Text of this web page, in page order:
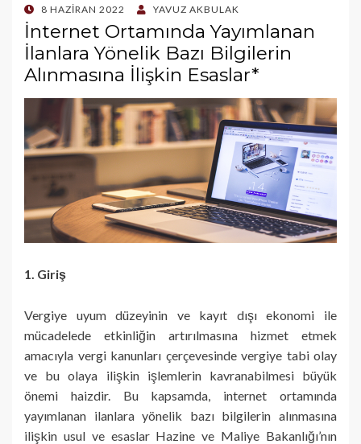
POSTED
ON
8 HAZIRAN 2022 YAVUZ AKBULAK
İnternet Ortamında Yayımlanan
İlanlara Yönelik Bazı Bilgilerin
Alınmasına İlişkin Esaslar*
1. Giriş
Vergiye uyum düzeyinin ve kayıt dışı ekonomi ile
mücadelede etkinliğin artırılmasına hizmet etmek
amacıyla vergi kanunları çerçevesinde vergiye tabi olay
ve bu olaya ilişkin işlemlerin kavranabilmesi büyük
önemi haizdir. Bu kapsamda, internet ortamında
yayımlanan ilanlara yönelik bazı bilgilerin alınmasına
ilişkin usul ve esaslar Hazine ve Maliye Bakanlığı’nın